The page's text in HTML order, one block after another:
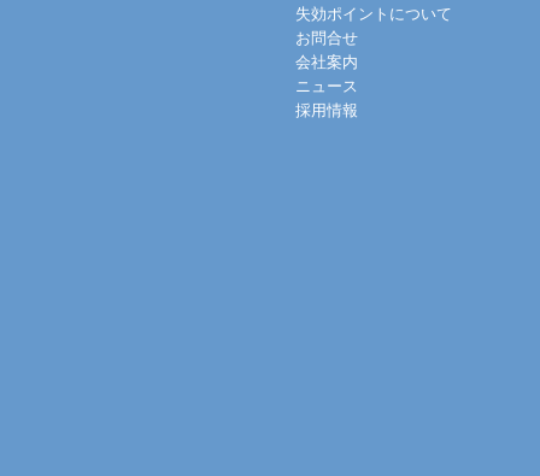
失効ポイントについて
お問合せ
会社案内
ニュース
採用情報